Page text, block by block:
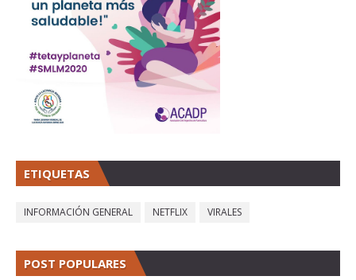
ETIQUETAS
INFORMACIÓN GENERAL NETFLIX VIRALES
POST POPULARES